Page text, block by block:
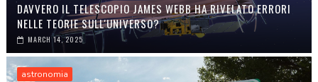
DAVVERO IL TELESCOPIO JAMES WEBB HA RIVELATO ERRORI
NELLE TEORIE SULL'UNIVERSO?
MARCH 14, 2025
astronomia